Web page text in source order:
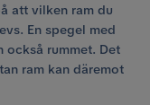
att vilken ram du
En spegel med
också rummet. Det
ram kan däremot